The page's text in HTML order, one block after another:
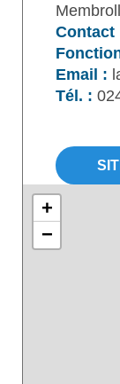
Contact
Email :
Tél. :
+
−